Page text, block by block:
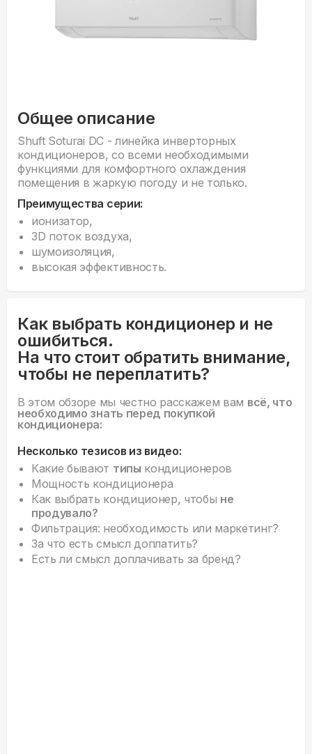
Общее описание
Shuft Soturai DC - линейка инверторных
кондиционеров, со всеми необходимыми
функциями для комфортного охлаждения
помещения в жаркую погоду и не только.
Преимущества серии:
ионизатор,
3D поток воздуха,
шумоизоляция,
высокая эффективность.
Как выбрать кондиционер и не
ошибиться.
На что стоит обратить внимание,
чтобы не переплатить?
В этом обзоре мы честно расскажем вам всё, что
необходимо знать перед покупкой
кондиционера:
Несколько тезисов из видео:
Какие бывают типы кондиционеров
Мощность кондиционера
Как выбрать кондиционер, чтобы не
продувало?
Фильтрация: необходимость или маркетинг?
За что есть смысл доплатить?
Есть ли смысл доплачивать за бренд?